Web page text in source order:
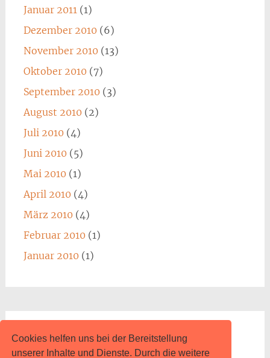
Cookies helfen uns bei der Bereitstellung
unserer Inhalte und Dienste. Durch die weitere
Januar 2011 (1)
Dezember 2010 (6)
November 2010 (13)
Oktober 2010 (7)
September 2010 (3)
August 2010 (2)
Juli 2010 (4)
Juni 2010 (5)
Mai 2010 (1)
April 2010 (4)
März 2010 (4)
Februar 2010 (1)
Januar 2010 (1)
Impressum